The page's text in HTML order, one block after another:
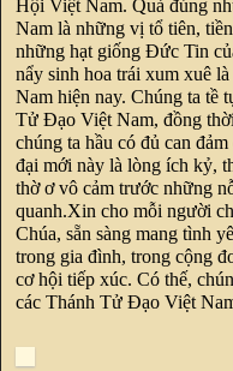
Hội Việt Nam. Quả đúng
Nam là những vị tổ tiên,
những hạt giống Đức Tin
nẩy sinh hoa trái xum xuê
Nam hiện nay. Chúng ta tề
Tử Đạo Việt Nam, đồng
chúng ta hầu có đủ can
đại mới này là lòng ích kỷ,
thờ ơ vô cảm trước những
quanh.Xin cho mỗi người
Chúa, sẵn sàng mang tình
trong gia đình, trong cộng
cơ hội tiếp xúc. Có thế,
các Thánh Tử Đạo Việt